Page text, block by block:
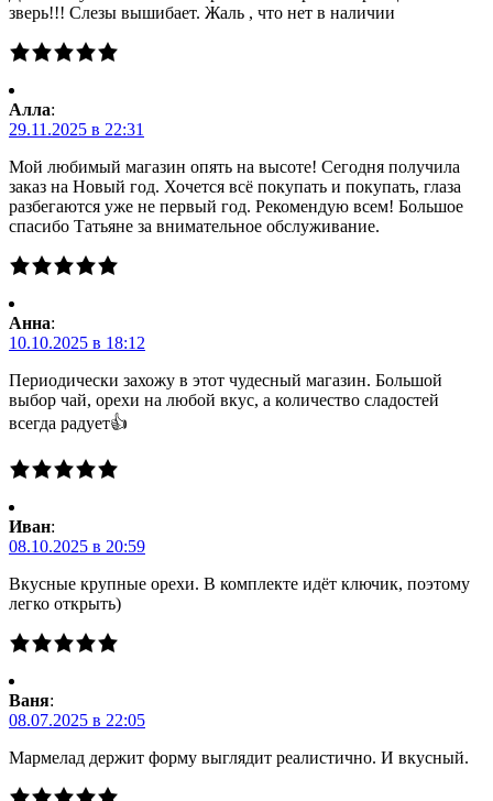
зверь!!! Слезы вышибает. Жаль , что нет в наличии
Алла:
29.11.2025 в 22:31
Мой любимый магазин опять на высоте! Сегодня получила
заказ на Новый год. Хочется всё покупать и покупать, глаза
разбегаются уже не первый год. Рекомендую всем! Большое
спасибо Татьяне за внимательное обслуживание.
Анна:
10.10.2025 в 18:12
Периодически захожу в этот чудесный магазин. Большой
выбор чай, орехи на любой вкус, а количество сладостей
всегда радует👍
Иван:
08.10.2025 в 20:59
Вкусные крупные орехи. В комплекте идёт ключик, поэтому
легко открыть)
Ваня:
08.07.2025 в 22:05
Мармелад держит форму выглядит реалистично. И вкусный.